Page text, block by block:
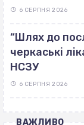
6 СЕРПНЯ 2026
“Шлях до
черкаські
НСЗУ
6 СЕРПНЯ 2026
ВАЖЛИВО